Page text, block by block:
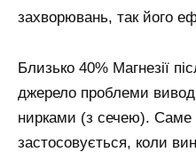
захворювань, так його
Близько 40% Магнезії
джерело проблеми
нирками (з сечею). Саме
застосовується, коли